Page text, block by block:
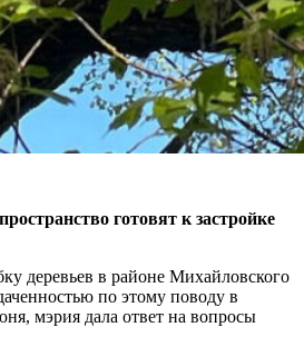
готовят к застройке
деревьев в районе Михайловского
по этому поводу в
мэрия дала ответ на вопросы